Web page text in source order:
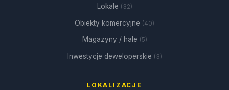
Lokale (32)
Obiekty komercyjne (40)
Magazyny / hale (5)
Inwestycje deweloperskie (3)
LOKALIZACJE